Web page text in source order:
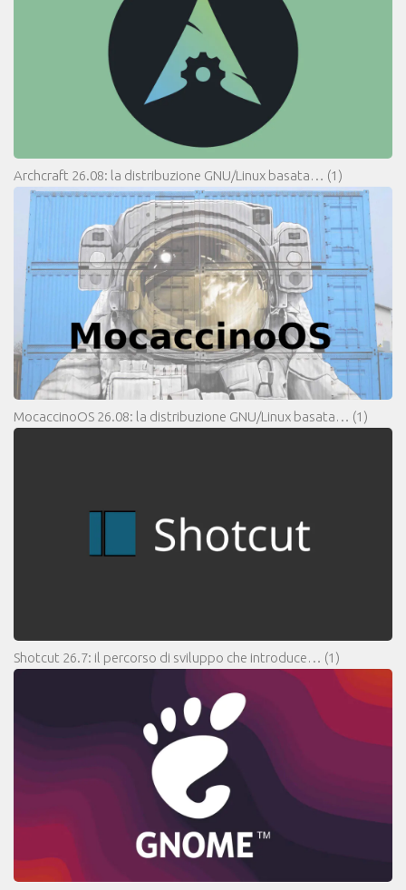
Archcraft 26.08: la distribuzione GNU/Linux basata… (1)
MocaccinoOS 26.08: la distribuzione GNU/Linux basata… (1)
Shotcut 26.7: il percorso di sviluppo che introduce… (1)